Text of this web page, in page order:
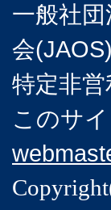
一般社
会
特定非
このサ